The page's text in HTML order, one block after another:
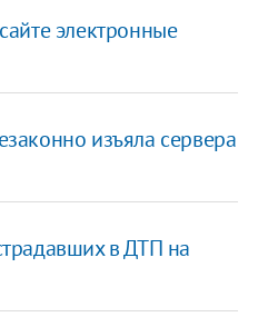
электронные
изъяла сервера
в ДТП на